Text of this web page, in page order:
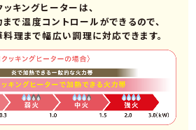
ッキングヒーターは、
で温度コントロールができるので、
理まで幅広い調理に対応できます。